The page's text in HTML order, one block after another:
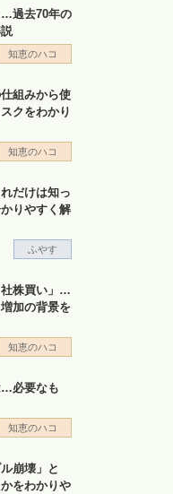
…過去70年の
知恵のハコ
組みから使
クをわかり
知恵のハコ
だけは知っ
りやすく解
ふやす
社株買い」…
加の背景を
知恵のハコ
…必要なも
知恵のハコ
崩壊」と
をわかりや